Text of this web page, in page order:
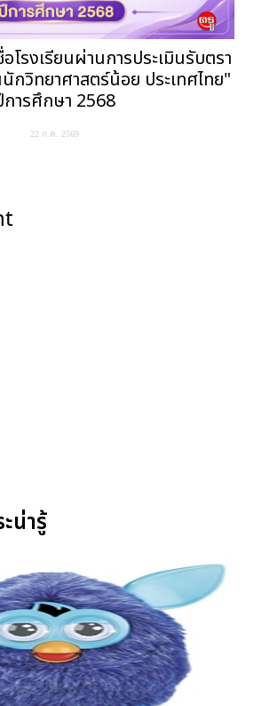
โรงเรียนผ่านการประเมินรับตรา
กวิทยาศาสตร์น้อย ประเทศไทย"
ารศึกษา 2568
22 ก.ค. 2569
น่ารู้